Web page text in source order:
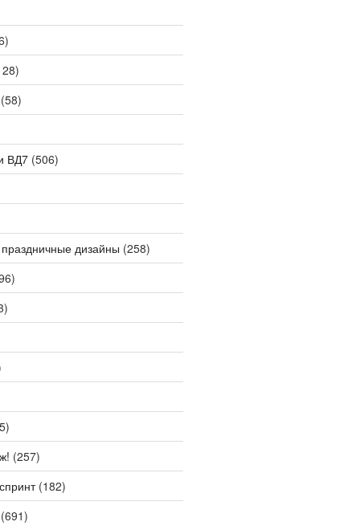
ВД7(506)
дизайны (258)
(257)
(182)